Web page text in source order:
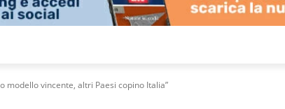
modello vincente, altri Paesi copino Italia”